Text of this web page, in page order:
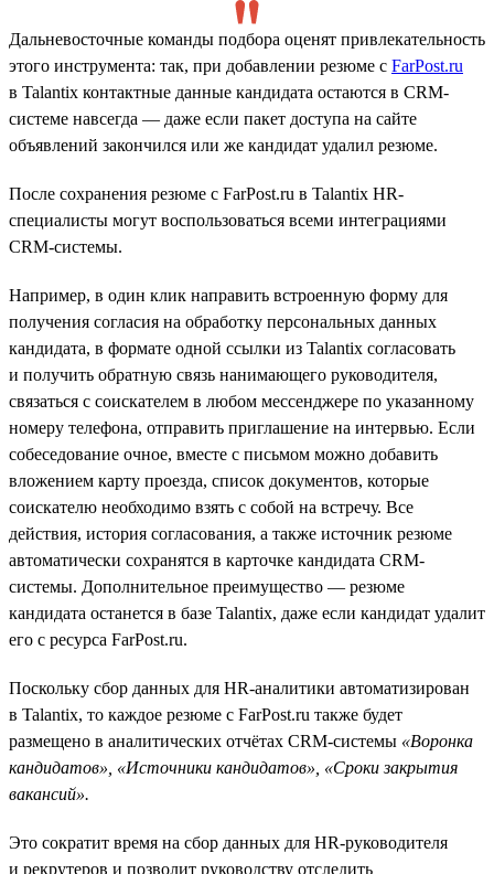
Дальневосточные команды подбора оценят привлекательность
этого инструмента: так, при добавлении резюме с FarPost.ru
в Talantix контактные данные кандидата остаются в CRM-
системе навсегда — даже если пакет доступа на сайте
объявлений закончился или же кандидат удалил резюме.
После сохранения резюме с FarPost.ru в Talantix HR-
специалисты могут воспользоваться всеми интеграциями
CRM-системы.
Например, в один клик направить встроенную форму для
получения согласия на обработку персональных данных
кандидата, в формате одной ссылки из Talantix согласовать
и получить обратную связь нанимающего руководителя,
связаться с соискателем в любом мессенджере по указанному
номеру телефона, отправить приглашение на интервью. Если
собеседование очное, вместе с письмом можно добавить
вложением карту проезда, список документов, которые
соискателю необходимо взять с собой на встречу. Все
действия, история согласования, а также источник резюме
автоматически сохранятся в карточке кандидата CRM-
системы. Дополнительное преимущество — резюме
кандидата останется в базе Talantix, даже если кандидат удалит
его с ресурса FarPost.ru.
Поскольку сбор данных для HR-аналитики автоматизирован
в Talantix, то каждое резюме c FarPost.ru также будет
размещено в аналитических отчётах CRM-системы «Воронка
кандидатов», «Источники кандидатов», «Сроки закрытия
вакансий».
Это сократит время на сбор данных для HR-руководителя
и рекрутеров и позволит руководству отследить